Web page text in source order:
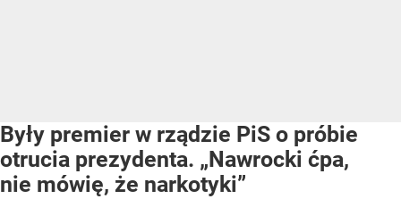
Były premier w rządzie PiS o próbie
otrucia prezydenta. „Nawrocki ćpa,
nie mówię, że narkotyki”